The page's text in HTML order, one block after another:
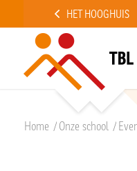
HET HOOGHUIS
Home /Onze school /